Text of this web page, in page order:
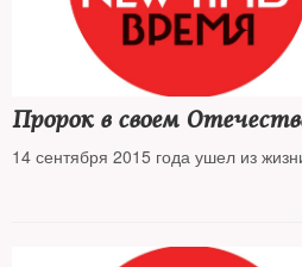
Пророк в своем
14 сентября 2015 года ушел из